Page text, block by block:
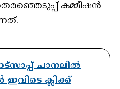
കമ്മീഷൻ
ചാനലിൽ
ക്ലിക്ക്